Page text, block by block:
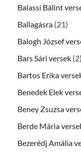
Balassi Bálint
Ballagásra (21)
Balogh József
Bars Sári versek (2)
Bartos Erika
Benedek Elek
Beney Zsuzsa
Berde Mária
Bezerédj Amália